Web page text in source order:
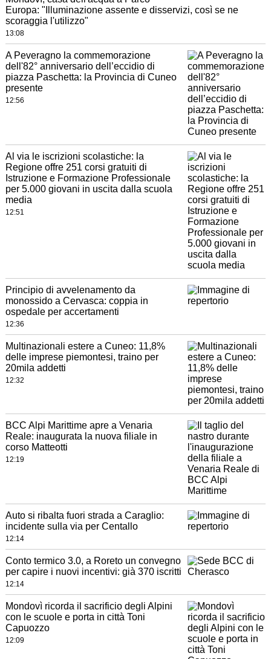
Europa: "Illuminazione assente e disservizi, così se ne
scoraggia l'utilizzo"
13:08
A Peveragno la commemorazione
dell'82° anniversario dell’eccidio di
piazza Paschetta: la Provincia di Cuneo
presente
12:56
Al via le iscrizioni scolastiche: la
Regione offre 251 corsi gratuiti di
Istruzione e Formazione Professionale
per 5.000 giovani in uscita dalla scuola
media
12:51
Principio di avvelenamento da
monossido a Cervasca: coppia in
ospedale per accertamenti
12:36
Multinazionali estere a Cuneo: 11,8%
delle imprese piemontesi, traino per
20mila addetti
12:32
BCC Alpi Marittime apre a Venaria
Reale: inaugurata la nuova filiale in
corso Matteotti
12:19
Auto si ribalta fuori strada a Caraglio:
incidente sulla via per Centallo
12:14
Conto termico 3.0, a Roreto un convegno
per capire i nuovi incentivi: già 370 iscritti
12:14
Mondovì ricorda il sacrificio degli Alpini
con le scuole e porta in città Toni
Capuozzo
12:09